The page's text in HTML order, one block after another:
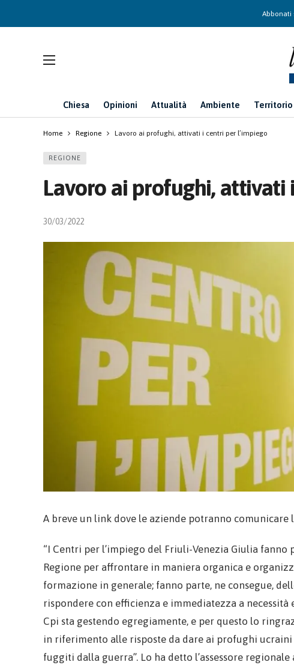
Abbonati
Chiesa Opinioni Attualità Ambiente Territorio
Home Regione Lavoro ai profughi, attivati i centri per l’impiego
REGIONE
Lavoro ai profughi, attivati
30/03/2022
A breve un link dove le aziende potranno
“I Centri per l’impiego del Friuli-Venezia Giulia
Regione per affrontare in maniera organica e
formazione in generale; fanno parte, ne consegue,
rispondere con efficienza e immediatezza a
Cpi sta gestendo egregiamente, e per questo lo
in riferimento alle risposte da dare ai profughi
fuggiti dalla guerra”. Lo ha detto l’assessore